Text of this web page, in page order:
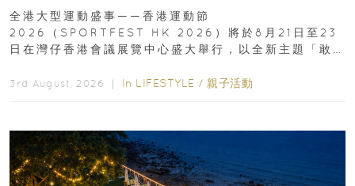
動、街舞比賽＋逾百運動品牌展覽
全港大型運動盛事——香港運動節
2026（SPORTFEST HK 2026）將於8月21日至23
日在灣仔香港會議展覽中心盛大舉行，以全新主題「敢
3rd August, 2026 ｜ In LIFESTYLE / 親子活動